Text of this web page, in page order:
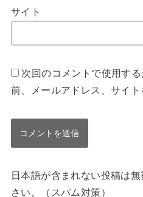
サイト
次回のコメントで使用す
前、メールアドレス、サイト
日本語が含まれない投稿は
さい。（スパム対策）